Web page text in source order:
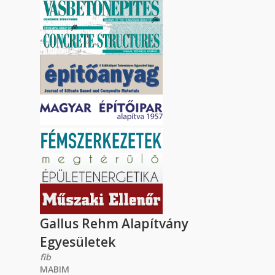
Gallus Rehm Alapítvány
Egyesületek
fib
MABIM